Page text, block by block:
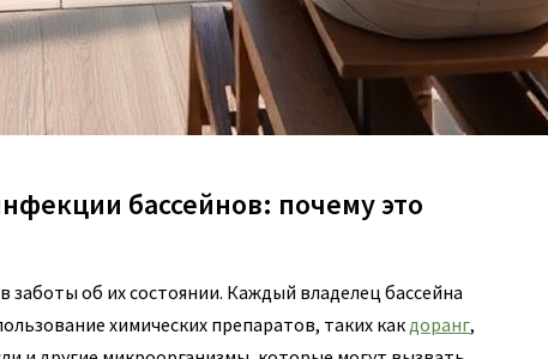
бассейнов: почему это
об их состоянии. Каждый владелец бассейна
химических препаратов, таких как доранг,